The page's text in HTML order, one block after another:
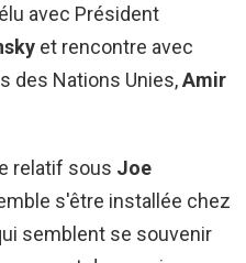
avec Président
et rencontre avec
des Nations Unies,Amir
relatif sous Joe
s'être installée chez
semblent se souvenir